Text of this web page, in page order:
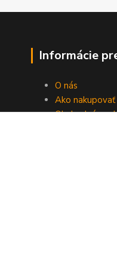
Informácie
O nás
Ako nakupovať
Obchodné